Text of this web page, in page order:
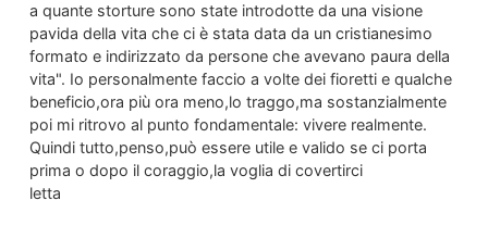
a quante storture sono state introdotte da una visione
pavida della vita che ci è stata data da un cristianesimo
formato e indirizzato da persone che avevano paura della
vita". Io personalmente faccio a volte dei fioretti e qualche
beneficio,ora più ora meno,lo traggo,ma sostanzialmente
poi mi ritrovo al punto fondamentale: vivere realmente.
Quindi tutto,penso,può essere utile e valido se ci porta
prima o dopo il coraggio,la voglia di covertirci
letta